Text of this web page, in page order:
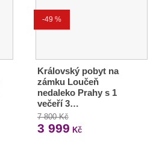
-49 %
Královský pobyt na
zámku Loučeň
nedaleko Prahy s 1
večeří 3…
7 800 Kč
3 999 Kč